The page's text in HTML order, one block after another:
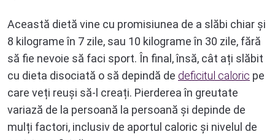
Această dietă vine cu promisiunea de a slăbi chiar și
8 kilograme în 7 zile, sau 10 kilograme în 30 zile, fără
să fie nevoie să faci sport. În final, însă, cât ați slăbit
cu dieta disociată o să depindă de deficitul caloric pe
care veți reuși să-l creați. Pierderea în greutate
variază de la persoană la persoană și depinde de
mulți factori, inclusiv de aportul caloric și nivelul de